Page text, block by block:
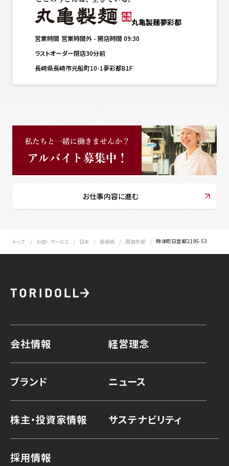
丸亀製麺夢彩都
営業時間 営業時間外 - 開店時間 09:30
ラストオーダー閉店30分前
長崎県長崎市元船町10-1夢彩都B1F
お仕事内容に進む
トップ お店・ サービス 日本 長崎県 西彼杵郡 時津町日並郷2195-53
会社情報 経営理念
ブランド ニュース
株主・投資家情報 サステナビリティ
採用情報